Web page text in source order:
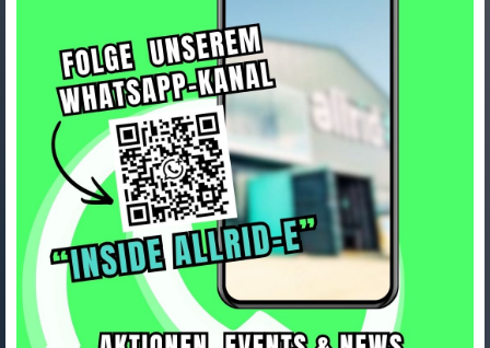
KONTAKT
allrid-E GmbH
Gnutzer Straße 20
24589 Nortorf